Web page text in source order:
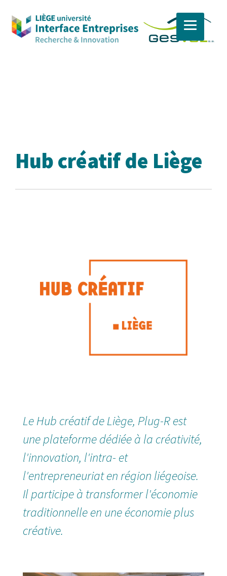
content
Hub créatif de Liège
Le Hub créatif de Liège, Plug-R est
une plateforme dédiée à la créativité,
l'innovation, l'intra- et
l'entrepreneuriat en région liégeoise.
Il participe à transformer l'économie
traditionnelle en une économie plus
créative.